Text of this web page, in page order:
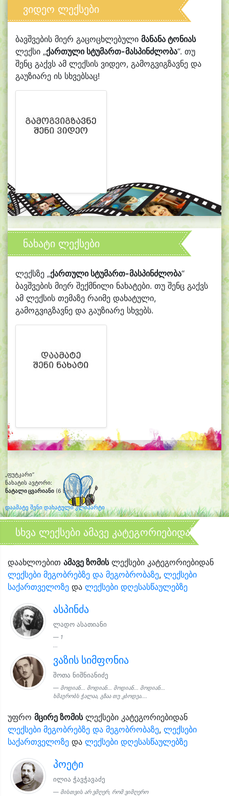
ვიდეო ლექსები
ბავშვების მიერ გაცოცხლებული მანანა ტონიას
ლექსი „ქართული სტუმართ-მასპინძლობა“. თუ
შენც გაქვს ამ ლექსის ვიდეო, გამოგვიგზავნე და
გაუზიარე ის სხვებსაც!
ნახატი ლექსები
ლექსზე „ქართული სტუმართ-მასპინძლობა“
ბავშვების მიერ შექმნილი ნახატები. თუ შენც გაქვს
ამ ლექსის თემაზე რაიმე დახატული,
გამოგვიგზავნე და გაუზიარე სხვებს.
„ფუტკარი“
ნახატის ავტორი:
ნატალი ცვარიანი (6 წლის)
დაამატე შენი დახატული კლიპარტი
სხვა ლექსები ამავე კატეგორიებიდან
დაახლოებით ამავე ზომისლექსები კატეგორიებიდან
ლექსები მეგობრებზე და მეგობრობაზე, ლექსები
საქართველოზე და ლექსები დღესასწაულებზე
ასპინძა
ლადო ასათიანი
1
...
ვაზის სიმფონია
შოთა ნიშნიანიძე
მოდიან... მოდიან... მოდიან... მოდიან...
ხმაურობს ჭალაა, გზაა თუ კბოდეა....
უფრო მცირე ზომისლექსები კატეგორიებიდან
ლექსები მეგობრებზე და მეგობრობაზე, ლექსები
საქართველოზე და ლექსები დღესასწაულებზე
პოეტი
ილია ჭავჭავაძე
მისთვის არ ვმღერ, რომ ვიმღერო